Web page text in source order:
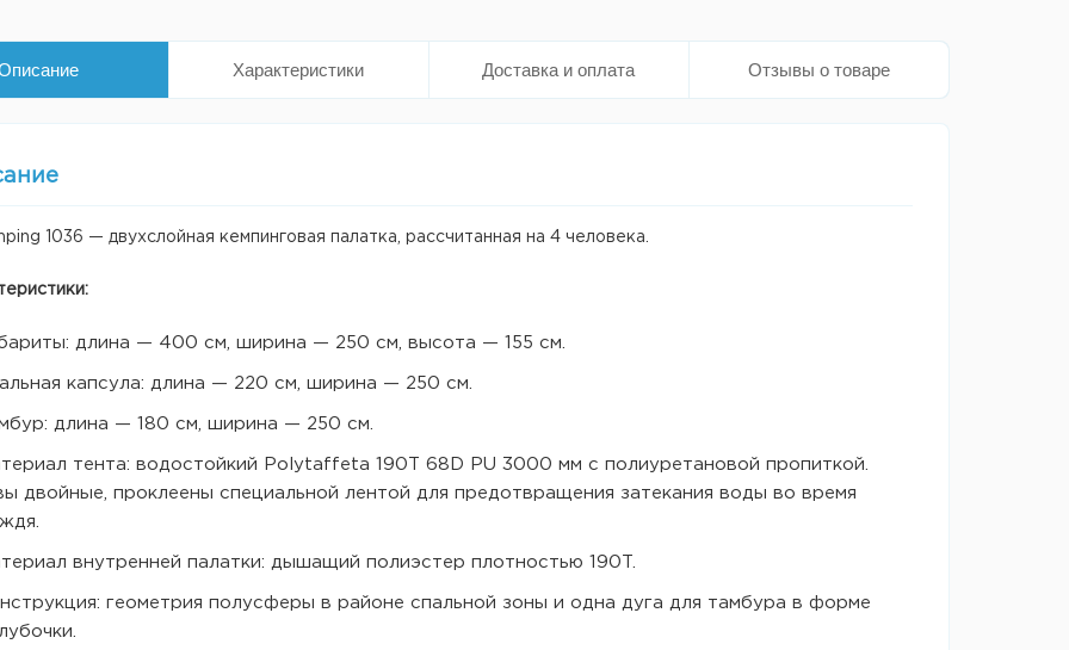
Характеристики Доставка и оплата Отзывы о товаре
1036 — двухслойная кемпинговая палатка, рассчитанная на 4 человека.
длина — 400 см, ширина — 250 см, высота — 155 см.
капсула: длина — 220 см, ширина — 250 см.
длина — 180 см, ширина — 250 см.
тента: водостойкий Polytaffeta 190T 68D PU 3000 мм с полиуретановой пропиткой.
двойные, проклеены специальной лентой для предотвращения затекания воды во время
внутренней палатки: дышащий полиэстер плотностью 190T.
геометрия полусферы в районе спальной зоны и одна дуга для тамбура в форме